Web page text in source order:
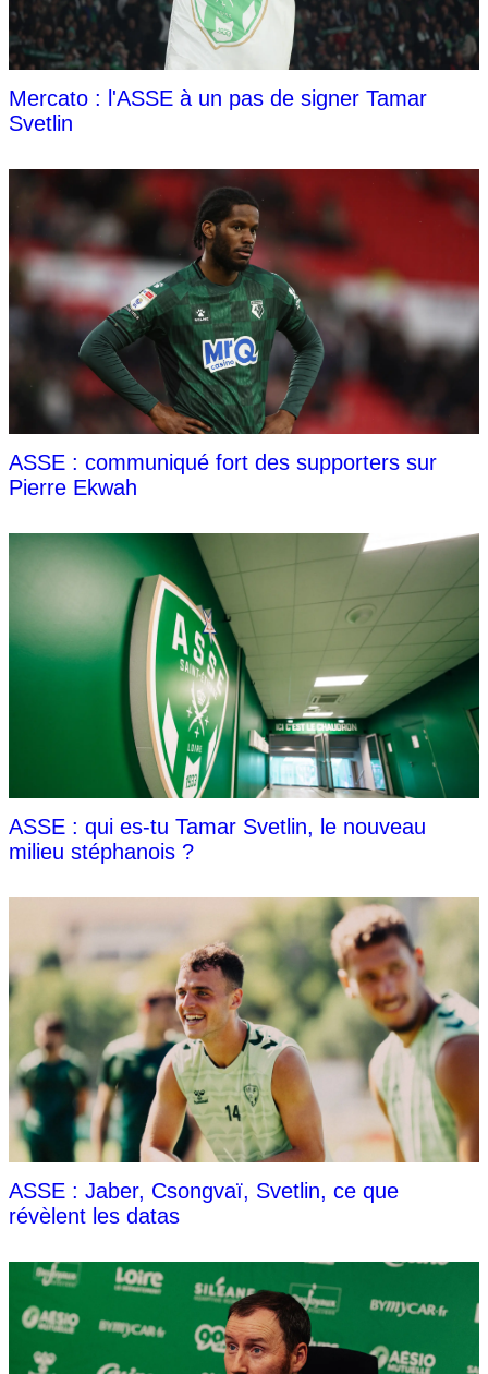
Mercato : l'ASSE à un pas de signer Tamar
Svetlin
ASSE : communiqué fort des supporters sur
Pierre Ekwah
ASSE : qui es-tu Tamar Svetlin, le nouveau
milieu stéphanois ?
ASSE : Jaber, Csongvaï, Svetlin, ce que
révèlent les datas